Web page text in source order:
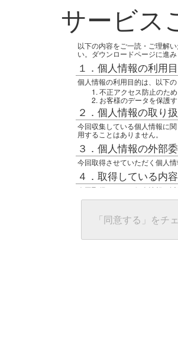
サービス
以下の内容をご一読・ご理解
い。ダウンロードページに進
１．個人情報の利用
個人情報の利用目的は、以下
不正アクセス防止のため
お客様のデータを保護
２．個人情報の取り
今回収集している個人情報に
用することはありません。
３．個人情報の外部
今回取得させていただく個人
４．取得している内
今回取得している個人情報は
任意の名前
グローバルIPアドレス
接続ホスト情報
５．個人情報に関す
「同意する」をチ